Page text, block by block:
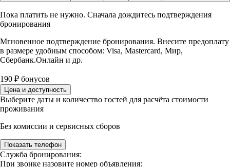
Пока платить не нужно. Сначала дождитесь подтверждения
бронирования
Мгновенное подтверждение бронирования. Внесите предоплату
в размере удобным способом: Visa, Mastercard, Мир,
Сбербанк.Онлайн и др.
190 ₽ бонусов
Цена и доступность
Выберите даты и количество гостей для расчёта стоимости
проживания
Без комиссии и сервисных сборов
Показать телефон
Служба бронирования:
При звонке назовите номер объявления: